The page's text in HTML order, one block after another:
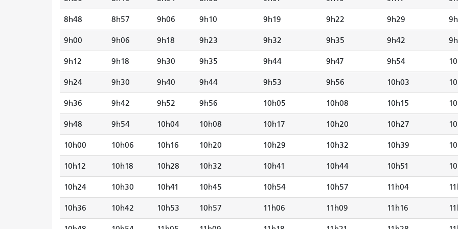
8h48 8h57 9h06 9h10 9h19 9h22 9h29
9h00 9h06 9h18 9h23 9h32 9h35 9h42
9h12 9h18 9h30 9h35 9h44 9h47 9h54
9h24 9h30 9h40 9h44 9h53 9h56 10h03
9h36 9h42 9h52 9h56 10h05 10h08 10h15
9h48 9h54 10h04 10h08 10h17 10h20 10h27
10h00 10h06 10h16 10h20 10h29 10h32 10h39
10h12 10h18 10h28 10h32 10h41 10h44 10h51
10h24 10h30 10h41 10h45 10h54 10h57 11h04
10h36 10h42 10h53 10h57 11h06 11h09 11h16